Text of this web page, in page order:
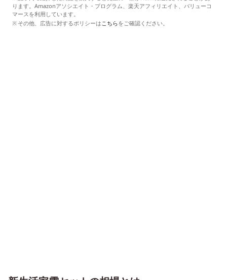
ります。Amazonアソシエイト・プログラム、楽天アフィリエイト、バリューコ
マースを利用しています。
その他、広告に対するポリシーはこちらをご確認ください。